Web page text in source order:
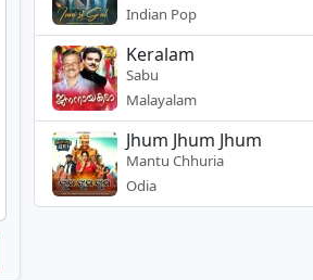
Indian Pop
Keralam
Sabu
Malayalam
Jhum Jhum Jhum
Mantu Chhuria
Odia